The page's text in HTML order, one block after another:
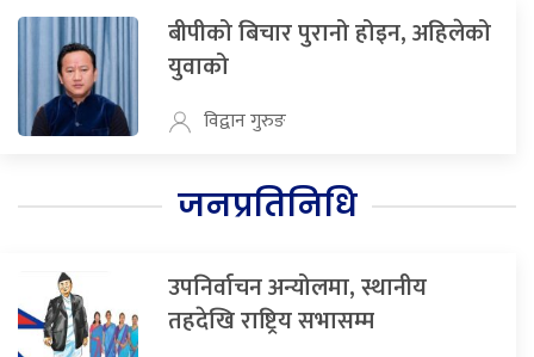
बीपीको बिचार पुरानो होइन, अहिलेको
युवाको
विद्वान गुरुङ
जनप्रतिनिधि
उपनिर्वाचन अन्योलमा, स्थानीय
तहदेखि राष्ट्रिय सभासम्म